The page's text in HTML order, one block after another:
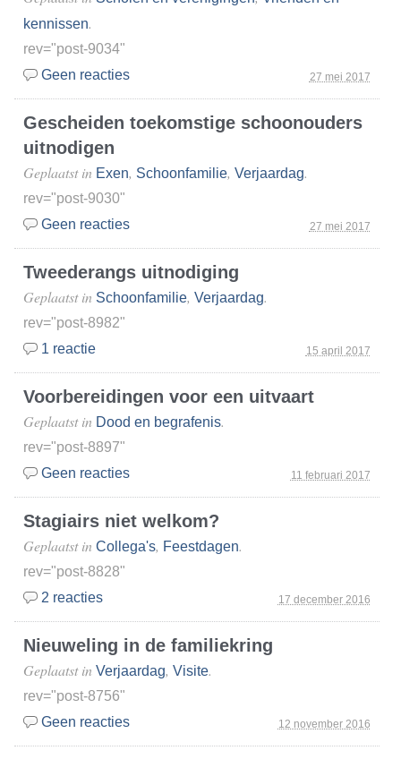
27 mei 2017
kennissen.
rev="post-9034"
Geen reacties
Gescheiden toekomstige schoonouders
uitnodigen
27 mei 2017
Geplaatst in Exen, Schoonfamilie, Verjaardag.
rev="post-9030"
Geen reacties
Tweederangs uitnodiging
15 april 2017
Geplaatst in Schoonfamilie, Verjaardag.
rev="post-8982"
1 reactie
Voorbereidingen voor een uitvaart
11 februari 2017
Geplaatst in Dood en begrafenis.
rev="post-8897"
Geen reacties
Stagiairs niet welkom?
17 december 2016
Geplaatst in Collega's, Feestdagen.
rev="post-8828"
2 reacties
Nieuweling in de familiekring
12 november 2016
Geplaatst in Verjaardag, Visite.
rev="post-8756"
Geen reacties